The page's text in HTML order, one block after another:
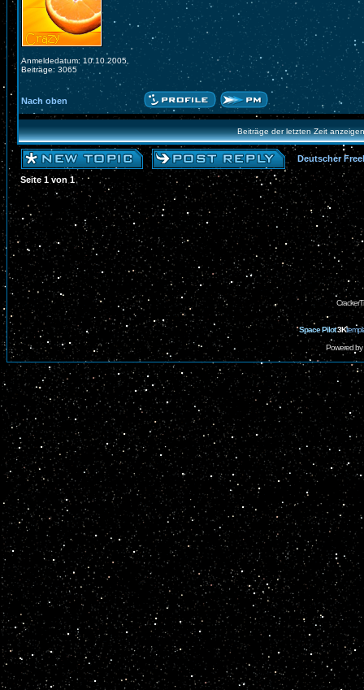
Anmeldedatum: 10.10.2005
Beiträge: 3065
Nach oben
Beiträge der letzten Zeit
Deutscher
Seite 1 von 1
Space Pilot3K
Powered by